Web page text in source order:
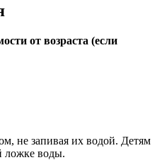
от возраста (если
не запивая их водой. Детям
ложке воды.